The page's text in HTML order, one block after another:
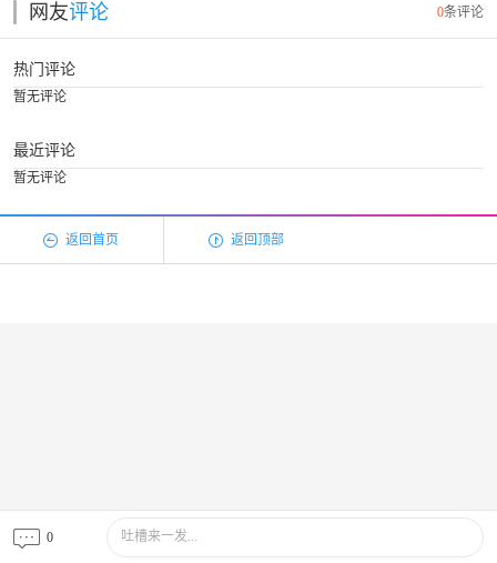
0条评论
网友评论
热门评论
暂无评论
最近评论
暂无评论
0 吐槽来一发...
返回首页 返回顶部